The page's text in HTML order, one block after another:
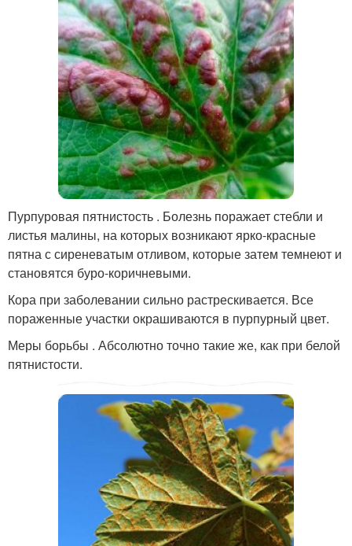
Пурпуровая пятнистость . Болезнь поражает стебли и
листья малины, на которых возникают ярко-красные
пятна с сиреневатым отливом, которые затем темнеют и
становятся буро-коричневыми.
Кора при заболевании сильно растрескивается. Все
пораженные участки окрашиваются в пурпурный цвет.
Меры борьбы . Абсолютно точно такие же, как при белой
пятнистости.